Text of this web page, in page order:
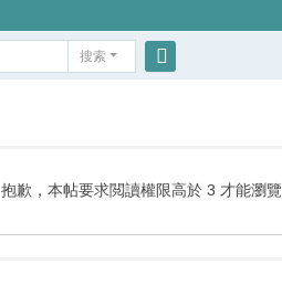
搜索
抱歉，本帖要求閲讀權限高於 3 才能瀏覽